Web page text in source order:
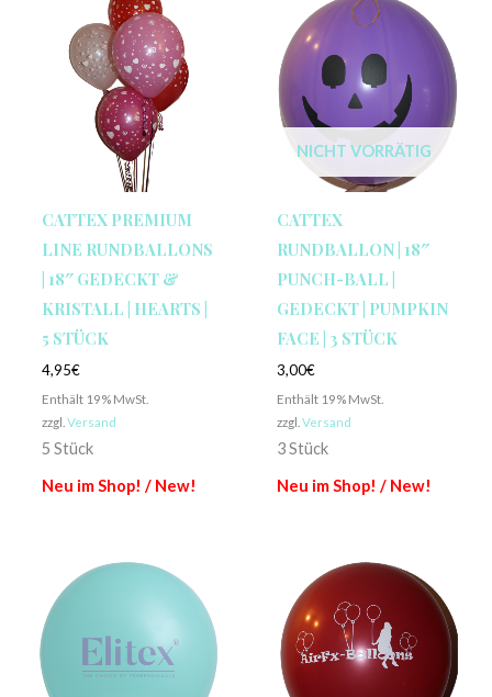
CATTEX PREMIUM
LINE RUNDBALLONS
| 18″ GEDECKT &
KRISTALL | HEARTS |
5 STÜCK
4,95€
Enthält 19% MwSt.
zzgl. Versand
5 Stück
Neu im Shop! / New!
NICHT VORRÄTIG
CATTEX
RUNDBALLON | 18″
PUNCH-BALL |
GEDECKT | PUMPKIN
FACE | 3 STÜCK
3,00€
Enthält 19% MwSt.
zzgl. Versand
3 Stück
Neu im Shop! / New!